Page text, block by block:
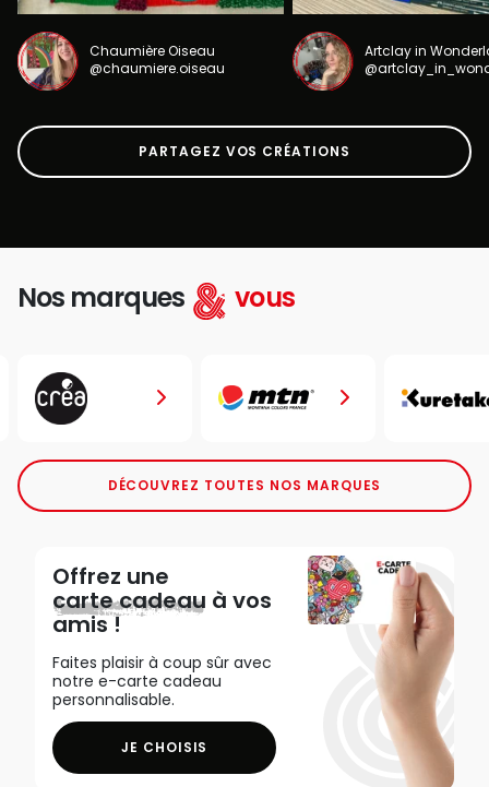
Chaumière Oiseau
@chaumiere.oiseau
Artclay in
PARTAGEZ VOS CRÉATIONS
Nos marques vous
DÉCOUVREZ TOUTES NOS MARQUES
Offrez une
carte cadeau à vos
amis !
Faites plaisir à coup sûr avec
notre e-carte cadeau
personnalisable.
JE CHOISIS